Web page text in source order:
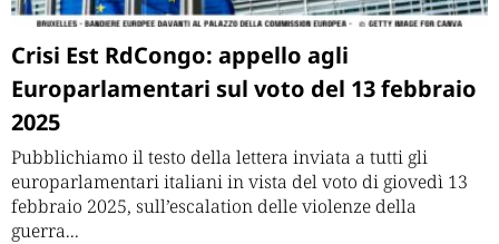
Crisi Est RdCongo: appello agli
Europarlamentari sul voto del 13 febbraio
2025
Pubblichiamo il testo della lettera inviata a tutti gli
europarlamentari italiani in vista del voto di giovedì 13
febbraio 2025, sull’escalation delle violenze della
guerra...